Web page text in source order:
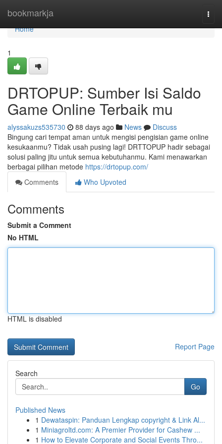
bookmarkja
Home
Home
1
DRTOPUP: Sumber Isi Saldo
Game Online Terbaik mu
alyssakuzs535730 88 days ago News
Discuss
Bingung cari tempat aman untuk mengisi pengisian game online
kesukaanmu? Tidak usah pusing lagi! DRTTOPUP hadir sebagai
solusi paling jitu untuk semua kebutuhanmu. Kami menawarkan
berbagai pilihan metode https://drtopup.com/
Comments
Who Upvoted
Comments
Submit a Comment
No HTML
HTML is disabled
Report Page
Search
Go
Published News
1 Dewataspin: Panduan Lengkap copyright & Link Al...
1 Miniagroltd.com: A Premier Provider for Cashew ...
1 How to Elevate Corporate and Social Events Thro...